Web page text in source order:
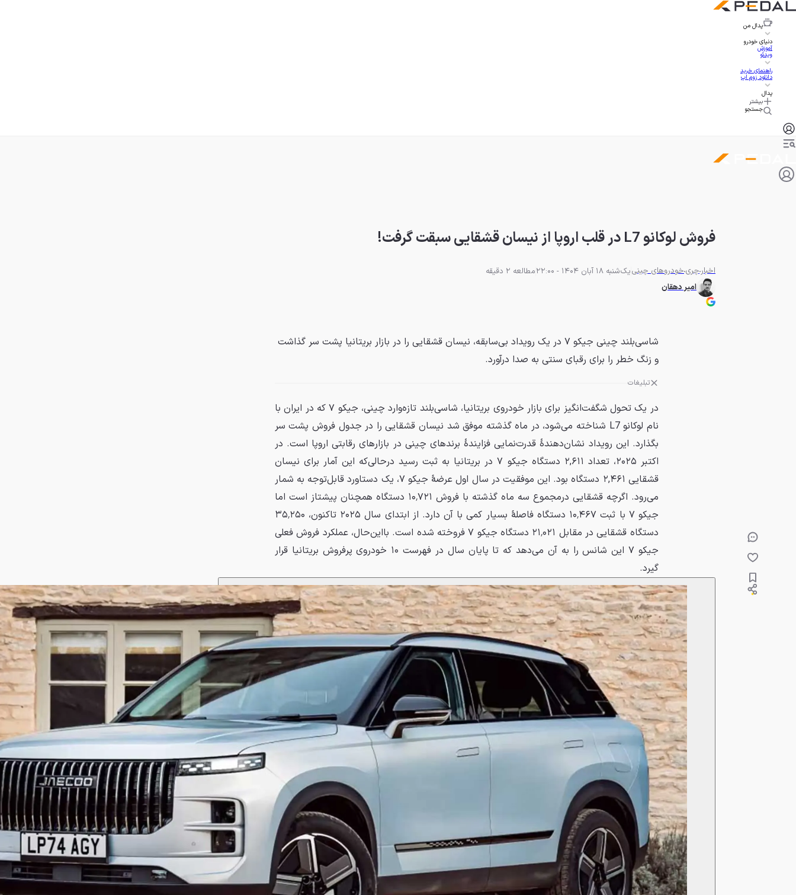
پدال من
دنیای خودرو
آموزش
ویدئو
راهنمای خرید
دانلود زوم اپ
پدال
بیشتر
جستجو
فروش لوکانو L7 در قلب اروپا از نیسان قشقایی سبقت گرفت!
اخبارچریخودروهای چینییک‌شنبه 18 آبان 1404 - 22:00
مطالعه 2 دقیقه
امیر دهقان
شاسی‌بلند چینی جیکو ۷ در یک رویداد بی‌سابقه، نیسان قشقایی را در بازار بریتانیا پشت سر گذاشت
و زنگ خطر را برای رقبای سنتی به صدا درآورد.
تبلیغات
در یک تحول شگفت‌انگیز برای بازار خودروی بریتانیا، شاسی‌بلند تازه‌وارد چینی، جیکو ۷ که در ایران با
نام لوکانو L7 شناخته می‌شود، در ماه گذشته موفق شد نیسان قشقایی را در جدول فروش پشت سر
بگذارد. این رویداد نشان‌دهندهٔ قدرت‌نمایی فزایندهٔ برندهای چینی در بازارهای رقابتی اروپا است. در
اکتبر ۲۰۲۵، تعداد ۲,۶۱۱ دستگاه جیکو ۷ در بریتانیا به ثبت رسید درحالی‌که این آمار برای نیسان
قشقایی ۲,۴۶۱ دستگاه بود. این موفقیت در سال اول عرضهٔ جیکو ۷، یک دستاورد قابل‌توجه به شمار
می‌رود. اگرچه قشقایی درمجموع سه ماه گذشته با فروش ۱۰٬۷۲۱ دستگاه همچنان پیشتاز است اما
جیکو ۷ با ثبت ۱۰٬۴۶۷ دستگاه فاصلهٔ بسیار کمی با آن دارد. از ابتدای سال ۲۰۲۵ تاکنون، ۳۵٬۲۵۰
دستگاه قشقایی در مقابل ۲۱٬۰۲۱ دستگاه جیکو ۷ فروخته شده است. بااین‌حال، عملکرد فروش فعلی
جیکو ۷ این شانس را به آن می‌دهد که تا پایان سال در فهرست ۱۰ خودروی پرفروش بریتانیا قرار
گیرد.